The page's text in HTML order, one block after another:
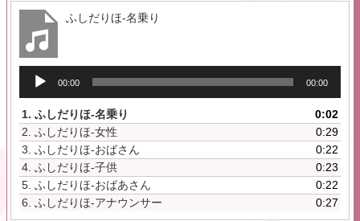
ふしだりほ-名乗り
プ
レ
ー
ヤ
ー
00:00 00:00
1. ふしだりほ-名乗り
0:02
2. ふしだりほ-女性
0:29
3. ふしだりほ-おばさん
0:22
4. ふしだりほ-子供
0:23
5. ふしだりほ-おばあさん
0:22
6. ふしだりほ-アナウンサー 0:27